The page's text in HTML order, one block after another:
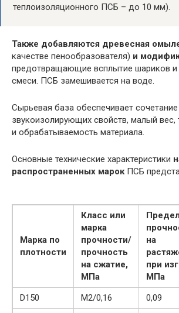
теплоизоляционного ПСБ – до 10 мм).
Также добавляются древесная
качестве пенообразователя) и
предотвращающие всплытие шариков и
смеси. ПСБ замешивается на воде.
Сырьевая база обеспечивает
звукоизолирующих свойств, малый вес,
и обрабатываемость материала.
Основные технические характеристики
распространенных марокПСБ
Марка по
плотности
Класс или
марка
прочности/
прочность
на сжатие,
МПа
Предел
на
при
МПа
D150 M2/0,16 0,09